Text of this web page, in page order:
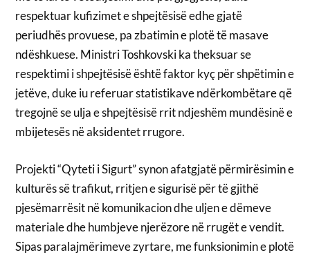
respektuar kufizimet e shpejtësisë edhe gjatë
periudhës provuese, pa zbatimin e plotë të masave
ndëshkuese. Ministri Toshkovski ka theksuar se
respektimi i shpejtësisë është faktor kyç për shpëtimin e
jetëve, duke iu referuar statistikave ndërkombëtare që
tregojnë se ulja e shpejtësisë rrit ndjeshëm mundësinë e
mbijetesës në aksidentet rrugore.
Projekti “Qyteti i Sigurt” synon afatgjatë përmirësimin e
kulturës së trafikut, rritjen e sigurisë për të gjithë
pjesëmarrësit në komunikacion dhe uljen e dëmeve
materiale dhe humbjeve njerëzore në rrugët e vendit.
Sipas paralajmërimeve zyrtare, me funksionimin e plotë